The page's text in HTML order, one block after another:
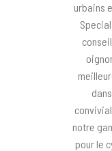
urbains
notre
pour le